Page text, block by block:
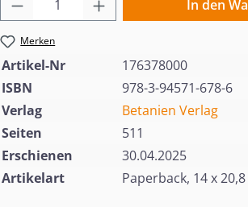
In den
Merken
Artikel-Nr
176378000
ISBN
978-3-94571-678-6
Verlag
Betanien Verlag
Seiten
511
Erschienen
30.04.2025
Artikelart
Paperback, 14 x